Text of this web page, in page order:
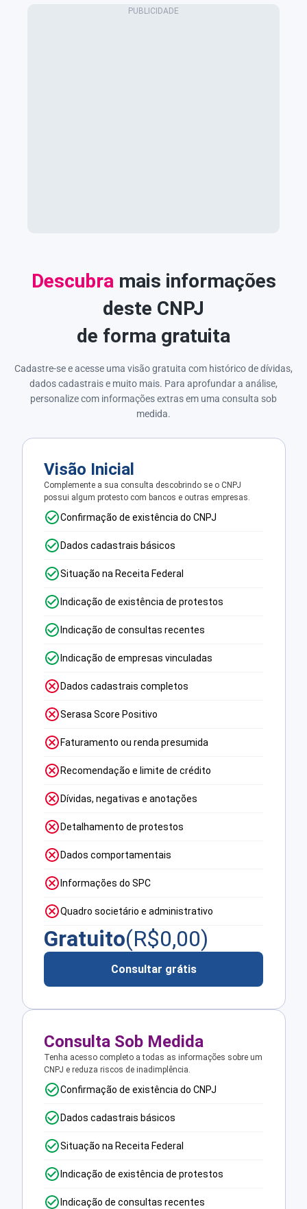
Descubra mais informações
deste CNPJ
de forma gratuita
Cadastre-se e acesse uma visão gratuita com histórico de dívidas,
dados cadastrais e muito mais. Para aprofundar a análise,
personalize com informações extras em uma consulta sob
medida.
Visão Inicial
Complemente a sua consulta descobrindo se o CNPJ
possui algum protesto com bancos e outras empresas.
Confirmação de existência do CNPJ
Dados cadastrais básicos
Situação na Receita Federal
Indicação de existência de protestos
Indicação de consultas recentes
Indicação de empresas vinculadas
Dados cadastrais completos
Serasa Score Positivo
Faturamento ou renda presumida
Recomendação e limite de crédito
Dívidas, negativas e anotações
Detalhamento de protestos
Dados comportamentais
Informações do SPC
Quadro societário e administrativo
Gratuito(R$0,00)
Consultar grátis
Consulta Sob Medida
Tenha acesso completo a todas as informações sobre um
CNPJ e reduza riscos de inadimplência.
Confirmação de existência do CNPJ
Dados cadastrais básicos
Situação na Receita Federal
Indicação de existência de protestos
Indicação de consultas recentes